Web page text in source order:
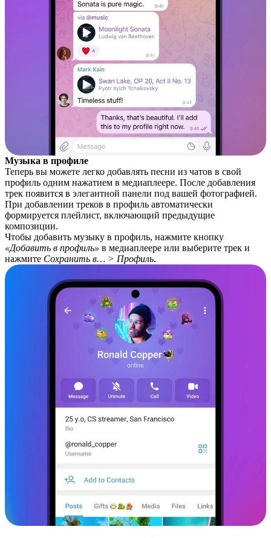
Музыка в профиле
Теперь вы можете легко добавлять песни из чатов в свой
профиль одним нажатием в медиаплеере. После добавления
трек появится в элегантной панели под вашей фотографией.
При добавлении треков в профиль автоматически
формируется плейлист, включающий предыдущие
композиции.
Чтобы добавить музыку в профиль, нажмите кнопку
«Добавить в профиль» в медиаплеере или выберите трек и
нажмите Сохранить в… > Профиль.